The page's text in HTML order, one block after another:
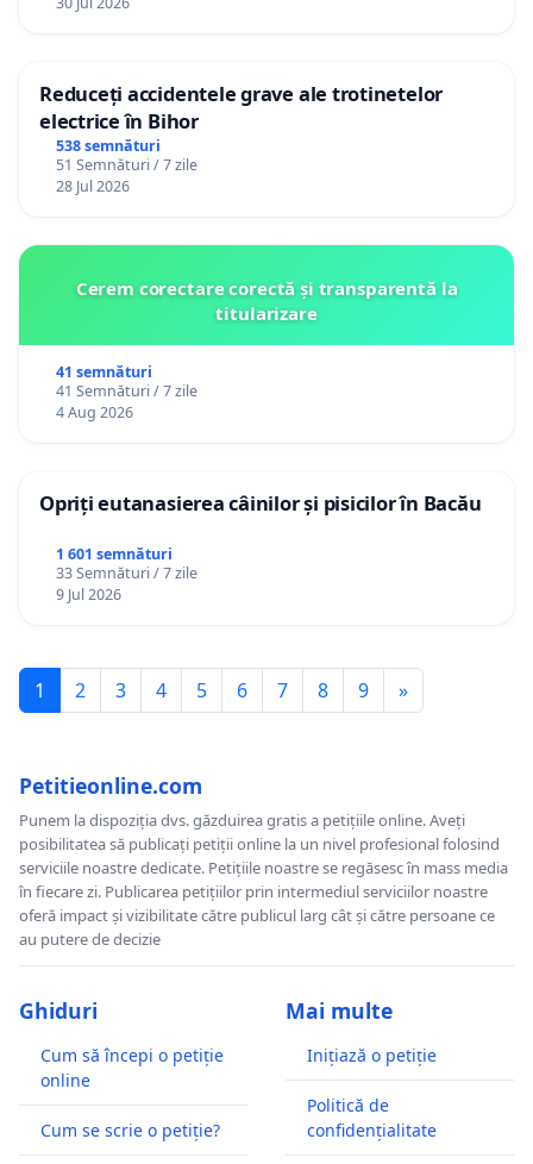
Reduceți accidentele grave ale trotinetelor
electrice în Bihor
538 semnături
51 Semnături / 7 zile
28 Jul 2026
Cerem corectare corectă și transparentă la
titularizare
41 semnături
41 Semnături / 7 zile
4 Aug 2026
Opriți eutanasierea câinilor și pisicilor în Bacău
1 601 semnături
33 Semnături / 7 zile
9 Jul 2026
1 2 3 4 5 6 7 8 9 »
Petitieonline.com
Punem la dispoziția dvs. găzduirea gratis a petițiile online. Aveți
posibilitatea să publicați petiții online la un nivel profesional folosind
serviciile noastre dedicate. Petițiile noastre se regăsesc în mass media
în fiecare zi. Publicarea petițiilor prin intermediul serviciilor noastre
oferă impact și vizibilitate către publicul larg cât și către persoane ce
au putere de decizie
Ghiduri
Cum să începi o petiție
online
Cum se scrie o petiție?
Mai multe
Inițiază o petiție
Politică de
confidențialitate